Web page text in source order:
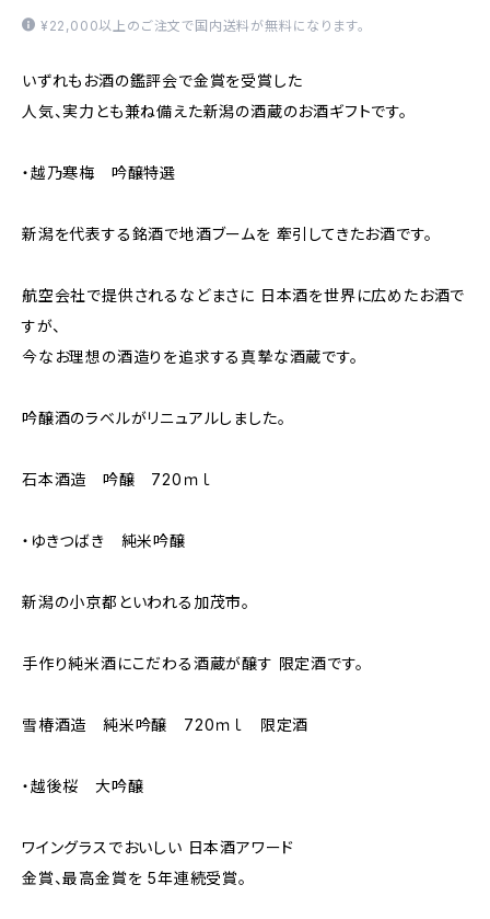
¥22,000以上のご注文で国内送料が無料になります。
いずれもお酒の鑑評会で金賞を受賞した
人気、実力とも兼ね備えた新潟の酒蔵のお酒ギフトです。
・越乃寒梅 吟醸特選
新潟を代表する銘酒で地酒ブームを 牽引してきたお酒です。
航空会社で提供されるなどまさに 日本酒を世界に広めたお酒で
すが、
今なお理想の酒造りを追求する真摯な酒蔵です。
吟醸酒のラベルがリニュアルしました。
石本酒造 吟醸 720ｍｌ
・ゆきつばき 純米吟醸
新潟の小京都といわれる加茂市。
手作り純米酒にこだわる酒蔵が醸す 限定酒です。
雪椿酒造 純米吟醸 720ｍｌ 限定酒
・越後桜 大吟醸
ワイングラスでおいしい 日本酒アワード
金賞、最高金賞を 5年連続受賞。